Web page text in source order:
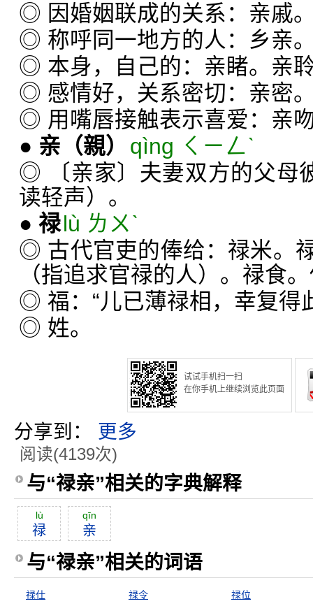
◎ 因婚姻联成的关系：亲戚
◎ 称呼同一地方的人：乡亲
◎ 本身，自己的：亲睹。亲
◎ 感情好，关系密切：亲密
◎ 用嘴唇接触表示喜爱：亲
● 亲 （親）
qìng ㄑㄧㄥˋ
◎ 〔亲家〕夫妻双方的父母
读轻声）。
● 禄lù ㄌㄨˋ
◎ 古代官吏的俸给：禄米。
（指追求官禄的人）。禄食
◎ 福：“儿已薄禄相，幸复得
◎ 姓。
试试手机扫一扫
在你手机上继续浏览此页面
分享到： 更多
阅读(4139次)
与“禄亲”相关的字典解释
lù
禄
qīn
亲
与“禄亲”相关的词语
禄仕 禄令
禄位